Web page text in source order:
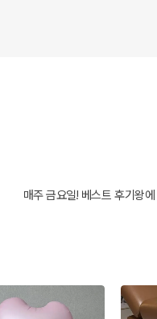
매주 금요일! 베스트 후기왕